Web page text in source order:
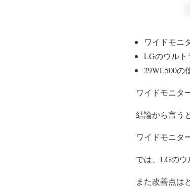
ワイドモニ
LGのウルト
29WL500の
ワイドモニタ
結論から言うと
ワイドモニタ
では、LGの
また改善点は